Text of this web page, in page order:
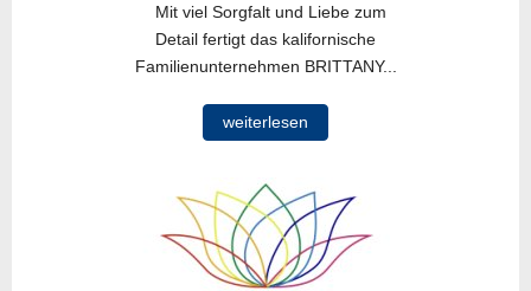
Mit viel Sorgfalt und Liebe zum
Detail fertigt das kalifornische
Familienunternehmen BRITTANY...
weiterlesen